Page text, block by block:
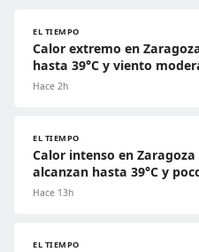
EL TIEMPO
Calor extremo en
hasta 39°C y viento
Hace 2h
EL TIEMPO
Calor intenso en
alcanzan hasta 39°C y
Hace 13h
EL TIEMPO